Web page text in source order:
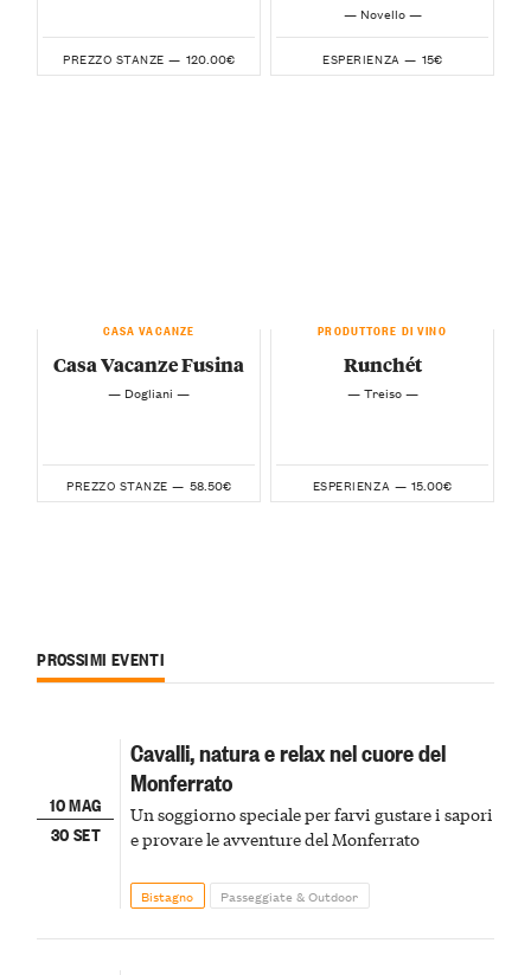
PREZZO STANZE — 120.00€
— Novello —
ESPERIENZA — 15€
CASA VACANZE
Casa Vacanze Fusina
— Dogliani —
PREZZO STANZE — 58.50€
PRODUTTORE DI VINO
Runchét
— Treiso —
ESPERIENZA — 15.00€
PROSSIMI EVENTI
10 MAG
30 SET
Cavalli, natura e relax nel cuore del
Monferrato
Un soggiorno speciale per farvi gustare i sapori
e provare le avventure del Monferrato
Bistagno Passeggiate & Outdoor